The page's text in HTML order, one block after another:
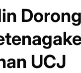
UCJ